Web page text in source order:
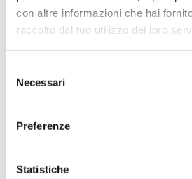
con altre informazioni che hai
raccolto dal tuo utilizzo dei loro
delNecessari
Preferenze
Statistiche